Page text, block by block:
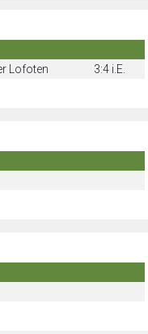
Lofoten 3:4 i.E.